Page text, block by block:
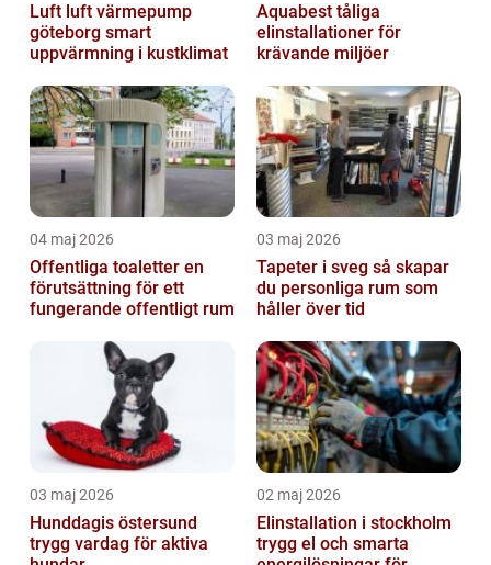
Luft luft värmepump
göteborg smart
uppvärmning i kustklimat
Aquabest tåliga
elinstallationer för
krävande miljöer
04 maj 2026
Offentliga toaletter en
förutsättning för ett
fungerande offentligt rum
03 maj 2026
Tapeter i sveg så skapar
du personliga rum som
håller över tid
03 maj 2026
Hunddagis östersund
trygg vardag för aktiva
02 maj 2026
Elinstallation i stockholm
trygg el och smarta